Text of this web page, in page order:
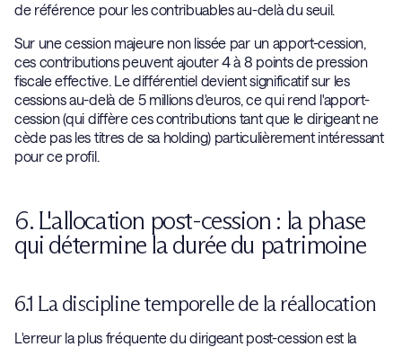
de référence pour les contribuables au-delà du seuil.
Sur une cession majeure non lissée par un apport-cession,
ces contributions peuvent ajouter 4 à 8 points de pression
fiscale effective. Le différentiel devient significatif sur les
cessions au-delà de 5 millions d'euros, ce qui rend l'apport-
cession (qui diffère ces contributions tant que le dirigeant ne
cède pas les titres de sa holding) particulièrement intéressant
pour ce profil.
6. L'allocation post-cession : la phase
qui détermine la durée du patrimoine
6.1 La discipline temporelle de la réallocation
L'erreur la plus fréquente du dirigeant post-cession est la